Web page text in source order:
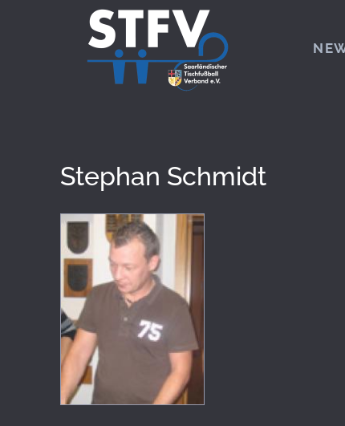
Zum Hauptinhalt springen
Stephan Schmidt